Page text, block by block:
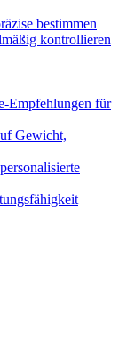
bestimmen
kontrollieren
Empfehlungen für
Gewicht,